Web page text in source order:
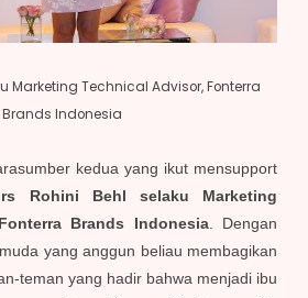
Marketing Technical Advisor, Fonterra
Brands Indonesia
kedua yang ikut mensupport
Rohini Behl selaku Marketing
Brands Indonesia. Dengan
yang anggun beliau membagikan
teman yang hadir bahwa menjadi ibu